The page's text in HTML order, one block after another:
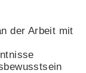
der Arbeit mit